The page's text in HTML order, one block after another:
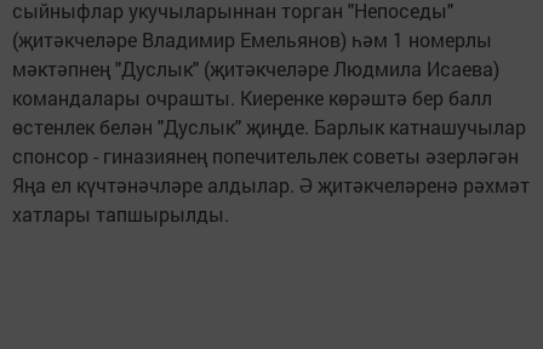
сыйныфлар укучыларыннан торган "Непоседы"
(җитәкчеләре Владимир Емельянов) һәм 1 номерлы
мәктәпнең "Дуслык" (җитәкчеләре Людмила Исаева)
командалары очрашты. Киеренке көрәштә бер балл
өстенлек белән "Дуслык" җиңде. Барлык катнашучылар
спонсор - гиназиянең попечительлек советы әзерләгән
Яңа ел күчтәнәчләре алдылар. Ә җитәкчеләренә рәхмәт
хатлары тапшырылды.